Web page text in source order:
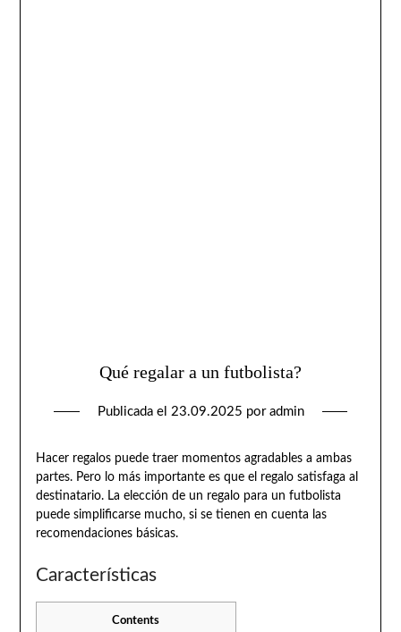
Qué regalar a un futbolista?
Publicada el 23.09.2025 por admin
Hacer regalos puede traer momentos agradables a ambas
partes. Pero lo más importante es que el regalo satisfaga al
destinatario. La elección de un regalo para un futbolista
puede simplificarse mucho, si se tienen en cuenta las
recomendaciones básicas.
Características
Contents